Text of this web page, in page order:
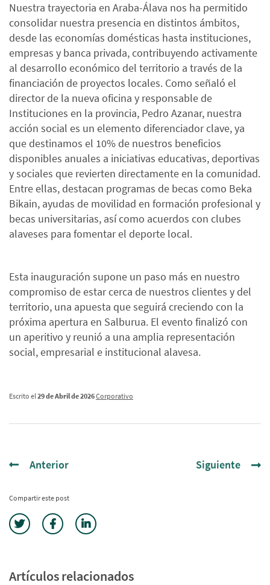
Nuestra trayectoria en Araba-Álava nos ha permitido
consolidar nuestra presencia en distintos ámbitos,
desde las economías domésticas hasta instituciones,
empresas y banca privada, contribuyendo activamente
al desarrollo económico del territorio a través de la
financiación de proyectos locales. Como señaló el
director de la nueva oficina y responsable de
Instituciones en la provincia, Pedro Azanar, nuestra
acción social es un elemento diferenciador clave, ya
que destinamos el 10% de nuestros beneficios
disponibles anuales a iniciativas educativas, deportivas
y sociales que revierten directamente en la comunidad.
Entre ellas, destacan programas de becas como Beka
Bikain, ayudas de movilidad en formación profesional y
becas universitarias, así como acuerdos con clubes
alaveses para fomentar el deporte local.
Esta inauguración supone un paso más en nuestro
compromiso de estar cerca de nuestros clientes y del
territorio, una apuesta que seguirá creciendo con la
próxima apertura en Salburua. El evento finalizó con
un aperitivo y reunió a una amplia representación
social, empresarial e institucional alavesa.
Escrito el 29 de Abril de 2026Corporativo
Anterior Siguiente
Compartir este post
Artículos relacionados